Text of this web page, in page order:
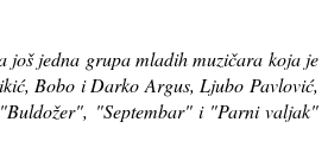
još jedna grupa mladih muzičara koja je
Bobo i Darko Argus, Ljubo Pavlović,
"Septembar" i "Parni valjak"